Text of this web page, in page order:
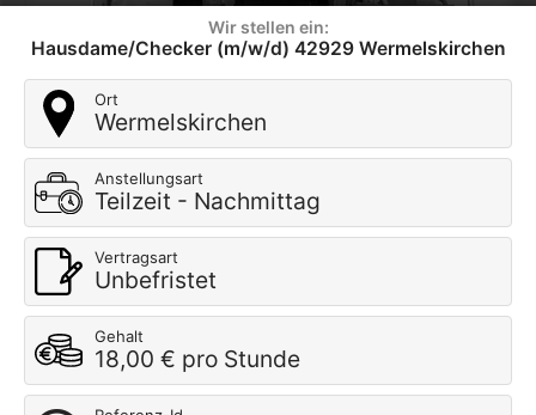
Wir stellen ein:
Hausdame/Checker (m/w/d) 42929 Wermelskirchen
Ort
Wermelskirchen
Anstellungsart
Teilzeit - Nachmittag
Vertragsart
Unbefristet
Gehalt
18,00 € pro Stunde